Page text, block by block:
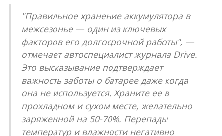
"Правильное хранение аккумулятора в
межсезонье — один из ключевых
факторов его долгосрочной работы", —
отмечает автоспециалист журнала Drive.
Это высказывание подтверждает
важность заботы о батарее даже когда
она не используется. Храните ее в
прохладном и сухом месте, желательно
заряженной на 50-70%. Перепады
температур и влажности негативно